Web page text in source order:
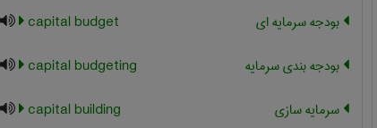
بودجه سرمایه ای
capital budget
بودجه بندی سرمایه
capital budgeting
سرمایه سازی
capital building